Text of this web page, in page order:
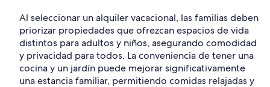
Al seleccionar un alquiler vacacional, las familias deben
priorizar propiedades que ofrezcan espacios de vida
distintos para adultos y niños, asegurando comodidad
y privacidad para todos. La conveniencia de tener una
cocina y un jardín puede mejorar significativamente
una estancia familiar, permitiendo comidas relajadas y